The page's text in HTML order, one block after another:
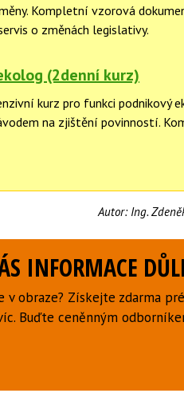
Kompletní vzorová
o změnách legislativy.
(2denní kurz)
kurz pro funkci podnikový
na zjištění povinností.
Autor: Ing.
INFORMACE
obraze? Získejte zdarma
Buďte ceněnným